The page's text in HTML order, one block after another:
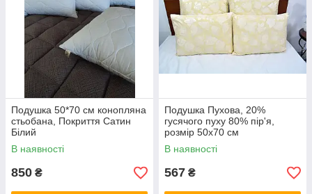
Подушка 50*70 см конопляна
стьобана, Покриття Сатин
Білий
В наявності
850 ₴
Подушка Пухова, 20%
гусячого пуху 80% пір'я,
розмір 50х70 см
В наявності
567 ₴